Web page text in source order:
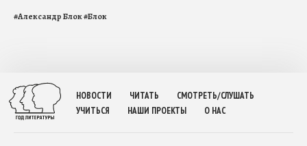
#Александр Блок#Блок
НОВОСТИ ЧИТАТЬ
СМОТРЕТЬ/СЛУШАТЬ
УЧИТЬСЯ
НАШИ ПРОЕКТЫ О НАС